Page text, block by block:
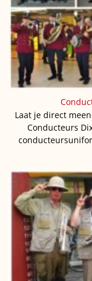
Laat je direct
Conducteurs